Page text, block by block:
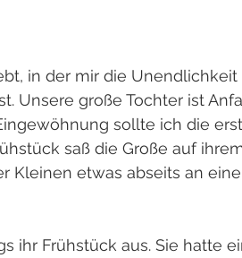
in der mir die Unendlichkeit
Unsere große Tochter ist
sollte ich die
saß die Große auf
Kleinen etwas abseits an
ihr Frühstück aus. Sie hatte